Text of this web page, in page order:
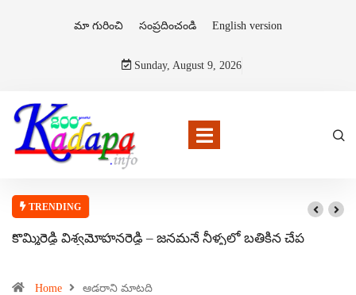
మా గురించి సంప్రదించండి English version
Sunday, August 9, 2026
TRENDING
కొమ్మిరెడ్డి విశ్వమోహనరెడ్డి – జనమనే నీళ్ళలో బతికిన చేప
Home ఆడరాని మాటది